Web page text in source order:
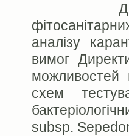
Дане
аналізу
вимог
можливостей
схем
subsp.